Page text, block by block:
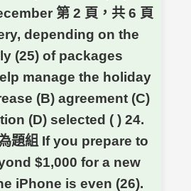
第 2 頁，共 6 頁
depending on the
(25) of packages
manage the holiday
(B) agreement (C)
(D) selected ( ) 24.
題組 If you prepare to
$1,000 for a new
iPhone is even (26).